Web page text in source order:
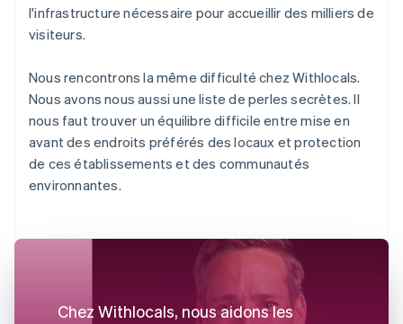
l'infrastructure nécessaire pour accueillir des milliers de
visiteurs.
Nous rencontrons la même difficulté chez Withlocals.
Nous avons nous aussi une liste de perles secrètes. Il
nous faut trouver un équilibre difficile entre mise en
avant des endroits préférés des locaux et protection
de ces établissements et des communautés
environnantes.
Chez Withlocals, nous aidons les